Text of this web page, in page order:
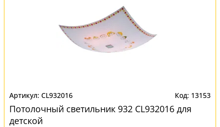
CL932016 13153
Потолочный светильник 932 CL932016 для
детской